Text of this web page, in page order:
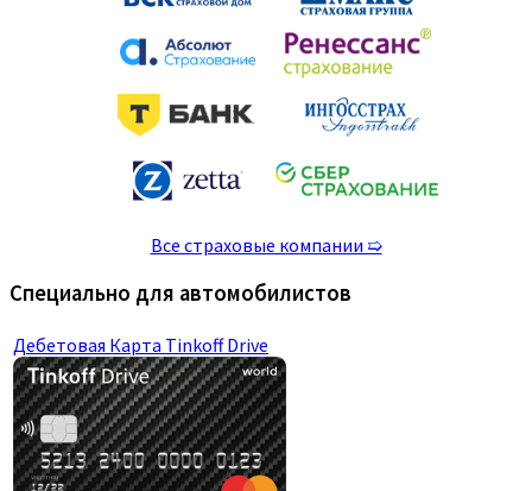
Все страховые компании ➯
Специально для автомобилистов
Дебетовая Карта Tinkoff Drive